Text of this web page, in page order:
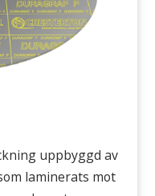
uppbyggd av
laminerats mot